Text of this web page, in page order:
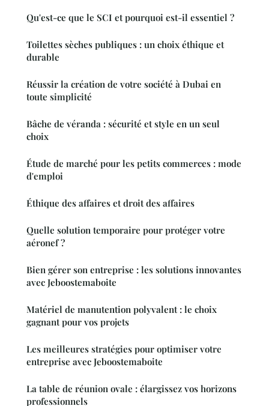
Qu'est-ce que le SCI et pourquoi est-il essentiel ?
Toilettes sèches publiques : un choix éthique et
durable
Réussir la création de votre société à Dubai en
toute simplicité
Bâche de véranda : sécurité et style en un seul
choix
Étude de marché pour les petits commerces : mode
d'emploi
Éthique des affaires et droit des affaires
Quelle solution temporaire pour protéger votre
aéronef ?
Bien gérer son entreprise : les solutions innovantes
avec Jeboostemaboite
Matériel de manutention polyvalent : le choix
gagnant pour vos projets
Les meilleures stratégies pour optimiser votre
entreprise avec Jeboostemaboite
La table de réunion ovale : élargissez vos horizons
professionnels